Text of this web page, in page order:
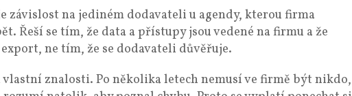
závislost na jediném dodavateli u agendy, kterou firma
Řeší se tím, že data a přístupy jsou vedené na firmu a že
ne tím, že se dodavateli důvěřuje.
znalosti. Po několika letech nemusí ve firmě být nikdo,